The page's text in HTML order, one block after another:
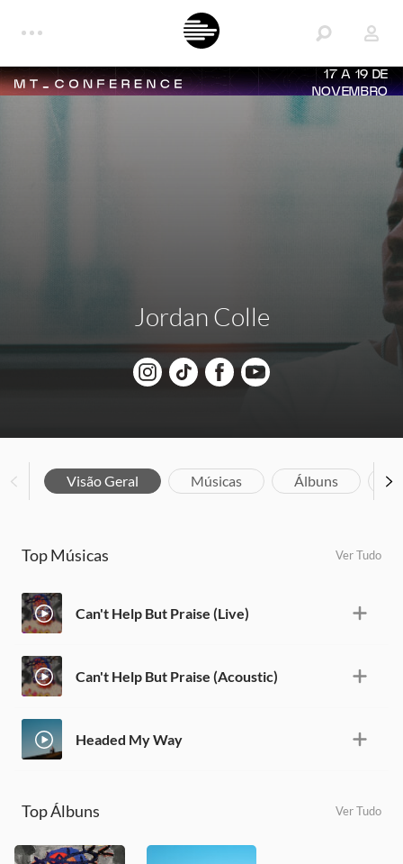
17 A 19 DE
NOVEMBRO
Jordan Colle
Visão Geral Músicas Álbuns
Top Músicas Ver Tudo
Can't Help But Praise (Live)
Can't Help But Praise (Acoustic)
Headed My Way
Top Álbuns Ver Tudo